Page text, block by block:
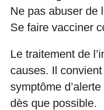
Ne pas abuser de
Se faire vacciner
Le traitement de
causes. Il
symptôme
dès que possible.